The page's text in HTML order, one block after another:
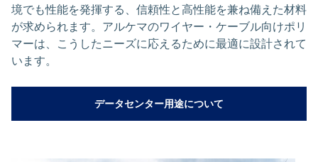
境でも性能を発揮する、信頼性と高性能を兼ね備えた材料
が求められます。アルケマのワイヤー・ケーブル向けポリ
マーは、こうしたニーズに応えるために最適に設計されて
います。
データセンター用途について